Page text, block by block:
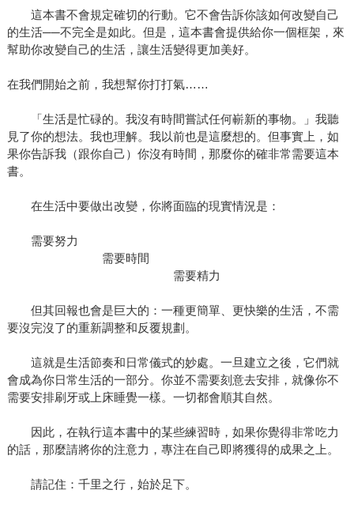
這本書不會規定確切的行動。它不會告訴你該如何改變自己
的生活──不完全是如此。但是，這本書會提供給你一個框架，來
幫助你改變自己的生活，讓生活變得更加美好。
在我們開始之前，我想幫你打打氣……
「生活是忙碌的。我沒有時間嘗試任何嶄新的事物。」我聽
見了你的想法。我也理解。我以前也是這麼想的。但事實上，如
果你告訴我（跟你自己）你沒有時間，那麼你的確非常需要這本
書。
在生活中要做出改變，你將面臨的現實情況是：
需要努力
需要時間
需要精力
但其回報也會是巨大的：一種更簡單、更快樂的生活，不需
要沒完沒了的重新調整和反覆規劃。
這就是生活節奏和日常儀式的妙處。一旦建立之後，它們就
會成為你日常生活的一部分。你並不需要刻意去安排，就像你不
需要安排刷牙或上床睡覺一樣。一切都會順其自然。
因此，在執行這本書中的某些練習時，如果你覺得非常吃力
的話，那麼請將你的注意力，專注在自己即將獲得的成果之上。
請記住：千里之行，始於足下。